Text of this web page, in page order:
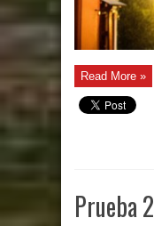
Read More »
Prueba 2